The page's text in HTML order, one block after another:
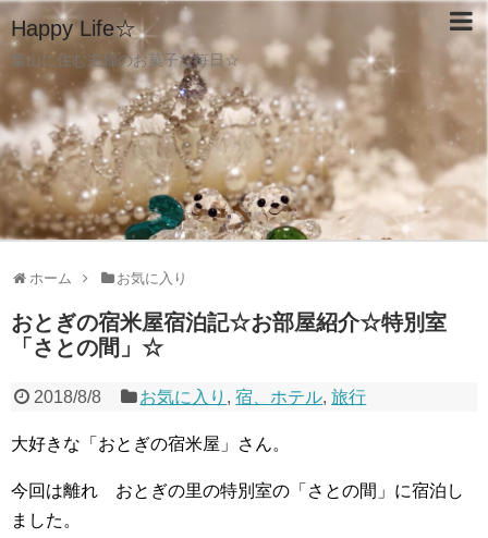
Happy Life☆
葉山に住む主婦のお菓子な毎日☆
ホーム お気に入り
おとぎの宿米屋宿泊記☆お部屋紹介☆特別室
「さとの間」☆
2018/8/8 お気に入り ,宿、ホテル,旅行
大好きな「おとぎの宿米屋」さん。
今回は離れ おとぎの里の特別室の「さとの間」に宿泊し
ました。